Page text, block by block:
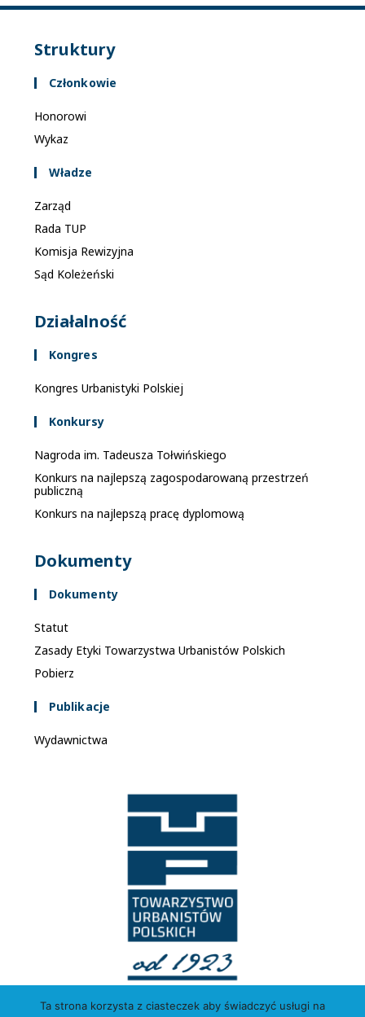
Struktury
Członkowie
Honorowi
Wykaz
Władze
Zarząd
Rada TUP
Komisja Rewizyjna
Sąd Koleżeński
Działalność
Kongres
Kongres Urbanistyki Polskiej
Konkursy
Nagroda im. Tadeusza Tołwińskiego
Konkurs na najlepszą zagospodarowaną przestrzeń
publiczną
Konkurs na najlepszą pracę dyplomową
Dokumenty
Dokumenty
Statut
Zasady Etyki Towarzystwa Urbanistów Polskich
Pobierz
Publikacje
Wydawnictwa
Ta strona korzysta z ciasteczek aby świadczyć usługi na